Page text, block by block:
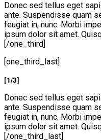
Donec sed tellus eget
ante. Suspendisse quam
feugiat in, nunc. Morbi
ipsum dolor sit amet.
[/one_third]
[one_third_last]
[1/3]
Donec sed tellus eget
ante. Suspendisse quam
feugiat in, nunc. Morbi
ipsum dolor sit amet.
[/one_third_last]